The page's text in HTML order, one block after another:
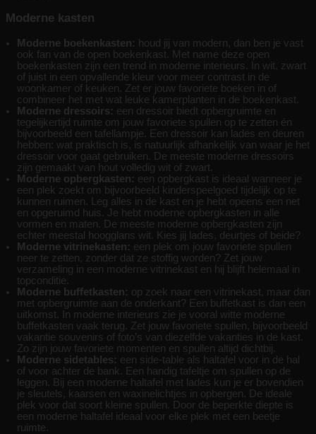
Moderne kasten
Moderne boekenkasten:
houd jij van modern, dan ben je vast
ook fan van de open boekenkast. Met name deze open
boekenkasten zijn een trend in moderne interieurs. In wit, zwart
of juist in een opvallende kleur voor meer contrast in de
woonkamer of keuken. Zet er jouw favoriete boeken in of
combineer het met wat leuke kamerplanten in de boekenkast.
Moderne dressoirs: een dressoir biedt opbergruimte en
tegelijkertijd ruimte om jouw favoriete spullen op te zetten én
bijvoorbeeld een tafellampje. Een dressoir kan lades en deuren
hebben: wat praktisch is, is natuurlijk afhankelijk van waar je het
dressoir voor gaat gebruiken. De meeste moderne dressoirs
zijn gemaakt van hout volledig wit of zwart.
Moderne opbergkasten: een opbergkast is ideaal wanneer je
een plek zoekt om bijvoorbeeld kinderspeelgoed tijdelijk op te
kunnen ruimen. Leg alles in de kast en je hebt opeens een net
en opgeruimd huis. Je hebt moderne opbergkasten in alle
vormen en maten. De meeste moderne opbergkasten zijn
echter meestal hoogglans wit. Kies jij lades, deurtjes of beide?
Moderne vitrinekasten: een plek om jouw favoriete spullen
neer te zetten, zonder dat ze stoffig worden? Zet jouw
verzameling in een moderne vitrinekast en hij blijft helemaal in
topconditie.
Moderne buffetkasten: op zoek naar een vitrinekast, maar dan
met opbergruimte aan de onderkant? Een buffetkast is dan een
uitkomst. In moderne interieurs zie je vooral witte moderne
buffetkasten vaak terug. Zet jouw favoriete spullen, bijvoorbeeld
vakantie souvenirs of foto’s van diezelfde vakanties in de kast.
Zo zijn jouw favoriete momenten en spullen altijd dichtbij.
Moderne sidetables: een side-table als haltafel voor in de hal
of voor achter de bank. Een handig tafeltje om spullen op de
leggen. Bij een moderne haltafel met lades kun je er bovendien
je sleutels, kaarsen en waxinelichtjes in opbergen. De ideale
plek voor dat soort kleine spullen. Door de beperkte diepte is
een moderne haltafel ideaal voor elke plek met een beetje
ruimte.